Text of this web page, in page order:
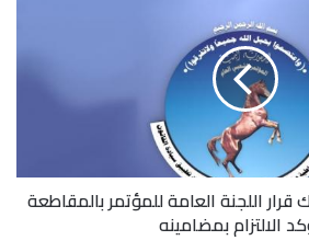
صنعاء
قرار اللجنة العامة للمؤتمر بالمقاطعة
الالتزام بمضامينه